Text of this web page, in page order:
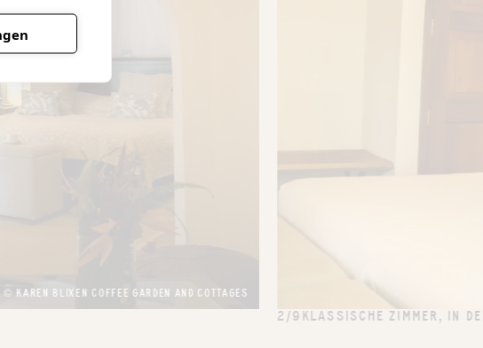
© KAREN BLIXEN COFFEE GARDEN AND COTTAGES
2/9 KLASSISCHE ZIMMER, IN